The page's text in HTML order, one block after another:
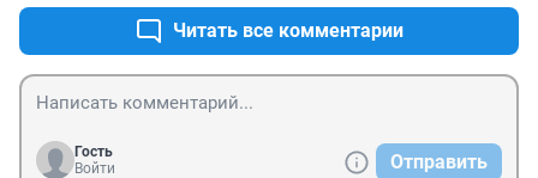
Читать все комментарии
Гость
Войти
Отправить